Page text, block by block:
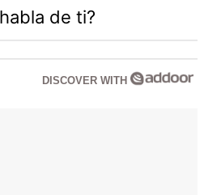
de ti?
DISCOVER WITH